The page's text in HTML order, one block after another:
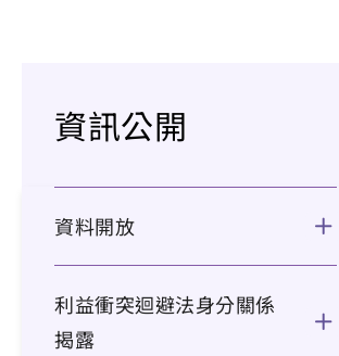
資訊公開
資料開放
利益衝突迴避法身分關係
揭露